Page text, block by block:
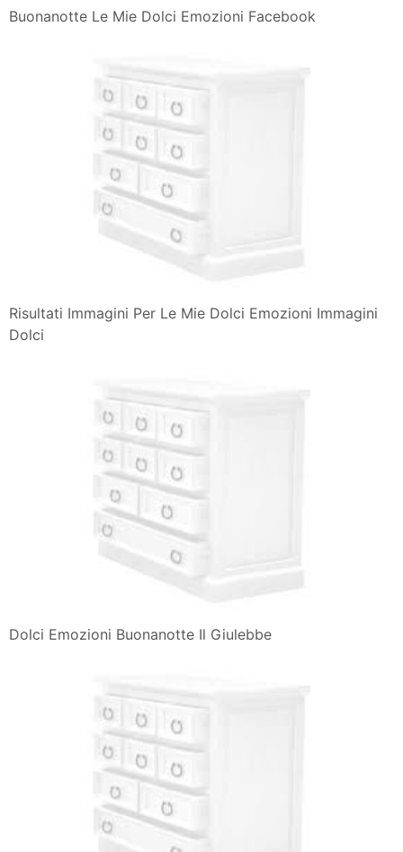
Buonanotte Le Mie Dolci Emozioni Facebook
Risultati Immagini Per Le Mie Dolci Emozioni Immagini
Dolci
Dolci Emozioni Buonanotte Il Giulebbe